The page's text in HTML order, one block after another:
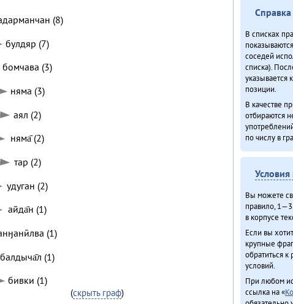
(8)
булдяр (7)
бомчава (3)
няма (3)
аял (2)
няма̄ (2)
тар (2)
удуган (2)
айда̄н (1)
(1)
балдыча̄л (1)
бивки (1)
(скрыть граф)
Справка
В списках
соседей
списка).
указывается
позиции.
В качестве
отбираются
по числу в
Вы можете
правило,
в корпусе
Если вы
крупные
обратиться
условий.
При любом
ссылка на «